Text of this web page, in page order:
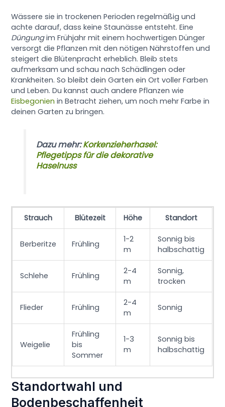
Wässere sie in trockenen Perioden regelmäßig und
achte darauf, dass keine Staunässe entsteht. Eine
Düngungim Frühjahr mit einem hochwertigen Dünger
versorgt die Pflanzen mit den nötigen Nährstoffen und
steigert die Blütenpracht erheblich. Bleib stets
aufmerksam und schau nach Schädlingen oder
Krankheiten. So bleibt dein Garten ein Ort voller Farben
und Leben. Du kannst auch andere Pflanzen wie
Eisbegonien in Betracht ziehen, um noch mehr Farbe in
deinen Garten zu bringen.
Dazu mehr:Korkenzieherhasel:
Pflegetipps für die dekorative
Haselnuss
Strauch Blütezeit Höhe Standort
Berberitze Frühling
1-2
m
Sonnig bis
halbschattig
Schlehe Frühling
2-4
m
Sonnig,
trocken
Flieder Frühling
2-4
m
Sonnig
Weigelie
Frühling
bis
Sommer
1-3
m
Sonnig bis
halbschattig
Standortwahl und
Bodenbeschaffenheit